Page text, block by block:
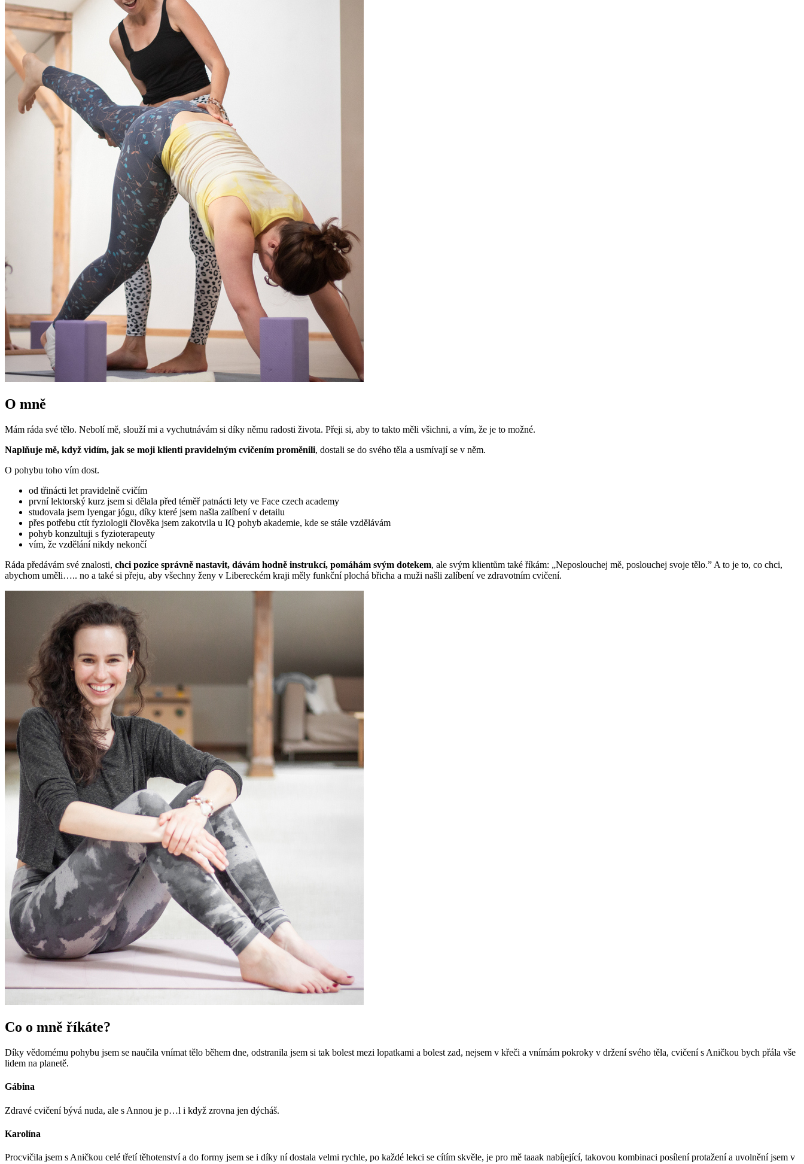
O mně
Mám ráda své tělo. Nebolí mě, slouží mi a vychutnávám si díky němu radosti života. Přeji si, aby to takto měli všichni, a vím, že je to možné.
Naplňuje mě, když vidím, jak se moji klienti pravidelným cvičením proměnili, dostali se do svého těla a usmívají se v něm.
O pohybu toho vím dost.
od třinácti let pravidelně cvičím
první lektorský kurz jsem si dělala před téměř patnácti lety ve Face czech academy
studovala jsem Iyengar jógu, díky které jsem našla zalíbení v detailu
přes potřebu ctít fyziologii člověka jsem zakotvila u IQ pohyb akademie, kde se stále vzdělávám
pohyb konzultuji s fyzioterapeuty
vím, že vzdělání nikdy nekončí
Ráda předávám své znalosti, chci pozice správně nastavit, dávám hodně instrukcí, pomáhám svým dotekem, ale svým klientům také říkám: „Neposlouchej mě, poslouchej svoje tělo.” A to je to, co chci,
abychom uměli….. no a také si přeju, aby všechny ženy v Libereckém kraji měly funkční plochá břicha a muži našli zalíbení ve zdravotním cvičení.
Co o mně říkáte?
Díky vědomému pohybu jsem se naučila vnímat tělo během dne, odstranila jsem si tak bolest mezi lopatkami a bolest zad, nejsem v křeči a vnímám pokroky v držení svého těla, cvičení s Aničkou bych přála vše
lidem na planetě.
Gábina
Zdravé cvičení bývá nuda, ale s Annou je p…l i když zrovna jen dýcháš.
Karolína
Procvičila jsem s Aničkou celé třetí těhotenství a do formy jsem se i díky ní dostala velmi rychle, po každé lekci se cítím skvěle, je pro mě taaak nabíjející, takovou kombinaci posílení protažení a uvolnění jsem v